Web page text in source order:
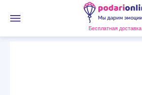
Бесплатная доставка